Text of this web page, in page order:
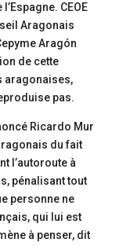
CEOE
Aragonais
Aragón
de cette
aragonaises,
pas.
Ricardo Mur
du fait
l’autoroute à
pénalisant tout
personne ne
qui lui est
à penser, dit